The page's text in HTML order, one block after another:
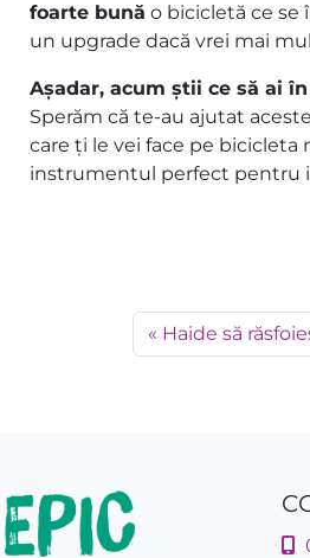
foarte bună o bicicletă ce se
un upgrade dacă vrei mai
Așadar, acum știi ce să ai
Sperăm că te-au ajutat
care ți le vei face pe
instrumentul perfect pentru
Haide să